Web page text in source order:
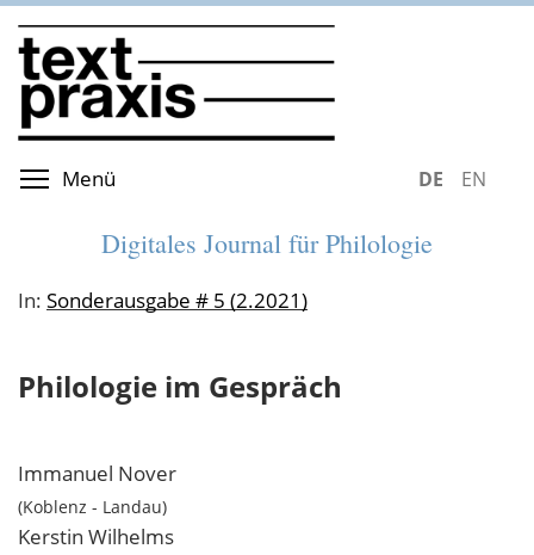
Direkt
zum
Inhalt
Menü Menüsichtbarkeit umschaltenDEUTSCH
Digitales Journal für Philologie
In: Sonderausgabe # 5 (2.2021)
Philologie im Gespräch
Immanuel Nover
Koblenz - Landau
Kerstin Wilhelms